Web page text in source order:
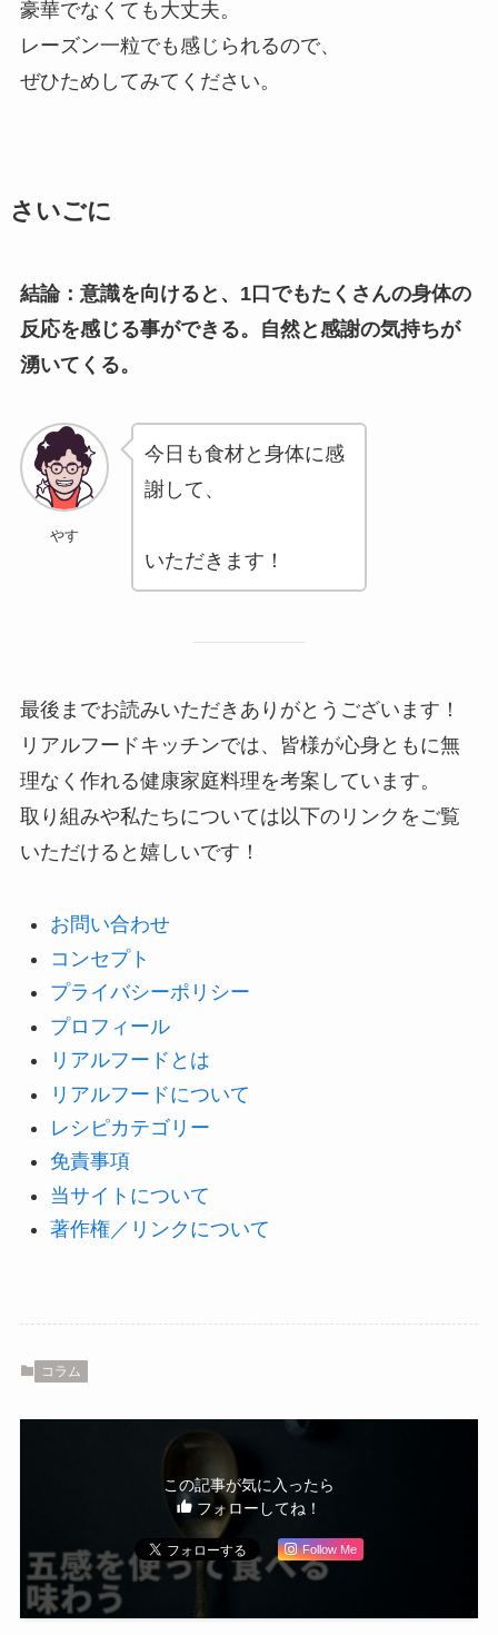
豪華でなくても大丈夫。
レーズン一粒でも感じられるので、
ぜひためしてみてください。
さいごに
結論：意識を向けると、1口でもたくさんの身体の
反応を感じる事ができる。自然と感謝の気持ちが
湧いてくる。
やす
今日も食材と身体に感
謝して、
いただきます！
最後までお読みいただきありがとうございます！
リアルフードキッチンでは、皆様が心身ともに無
理なく作れる健康家庭料理を考案しています。
取り組みや私たちについては以下のリンクをご覧
いただけると嬉しいです！
お問い合わせ
コンセプト
プライバシーポリシー
プロフィール
リアルフードとは
リアルフードについて
レシピカテゴリー
免責事項
当サイトについて
著作権／リンクについて
コラム
この記事が気に入ったら
フォローしてね！
Follow Me